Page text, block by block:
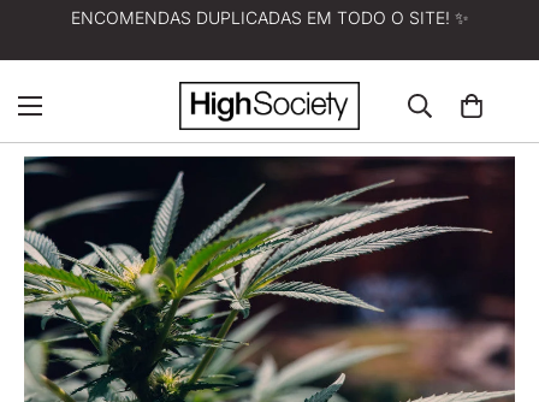
ENCOMENDAS DUPLICADAS EM TODO O SITE! ✨